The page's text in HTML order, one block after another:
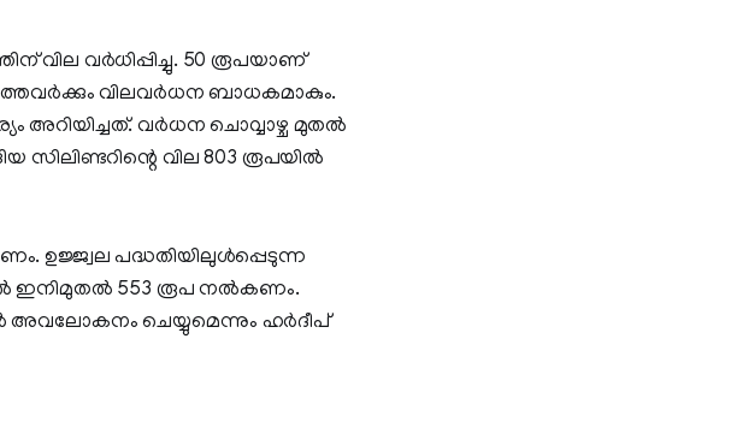
വില വർധിപ്പിച്ചു. 50 രൂപയാണ്
വിലവർധന ബാധകമാകും.
അറിയിച്ചത്. വർധന ചൊവ്വാഴ്ച മുതൽ
സിലിണ്ടറിന്റെ വില 803 രൂപയിൽ
പദ്ധതിയിലുൾപ്പെടുന്ന
ഇനിമുതൽ 553 രൂപ നൽകണം.
അവലോകനം ചെയ്യുമെന്നും ഹർദീപ്